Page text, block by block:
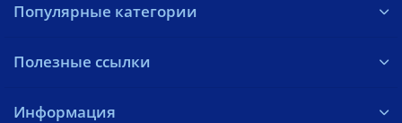
Популярные категории
Полезные ссылки
Информация